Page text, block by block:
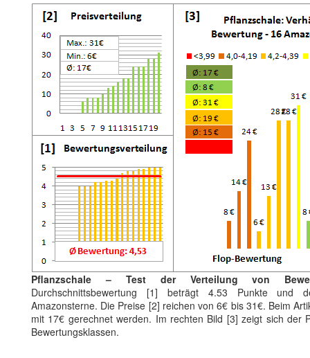
Pflanzschale – Test der Verteilung von
Durchschnittsbewertung [1] beträgt 4.53 Punkte
Amazonsterne. Die Preise [2] reichen von 6€ bis 31€. Beim
mit 17€ gerechnet werden. Im rechten Bild [3] zeigt sich der
Bewertungsklassen.